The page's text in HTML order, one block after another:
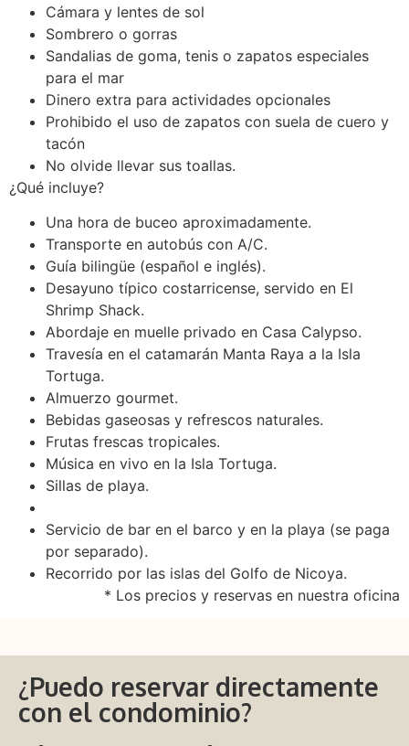
Cámara y lentes de sol
Sombrero o gorras
Sandalias de goma, tenis o zapatos especiales
para el mar
Dinero extra para actividades opcionales
Prohibido el uso de zapatos con suela de cuero y
tacón
No olvide llevar sus toallas.
¿Qué incluye?
Una hora de buceo aproximadamente.
Transporte en autobús con A/C.
Guía bilingüe (español e inglés).
Desayuno típico costarricense, servido en El
Shrimp Shack.
Abordaje en muelle privado en Casa Calypso.
Travesía en el catamarán Manta Raya a la Isla
Tortuga.
Almuerzo gourmet.
Bebidas gaseosas y refrescos naturales.
Frutas frescas tropicales.
Música en vivo en la Isla Tortuga.
Sillas de playa.
Servicio de bar en el barco y en la playa (se paga
por separado).
Recorrido por las islas del Golfo de Nicoya.
* Los precios y reservas en nuestra oficina
¿Puedo reservar directamente
con el condominio?